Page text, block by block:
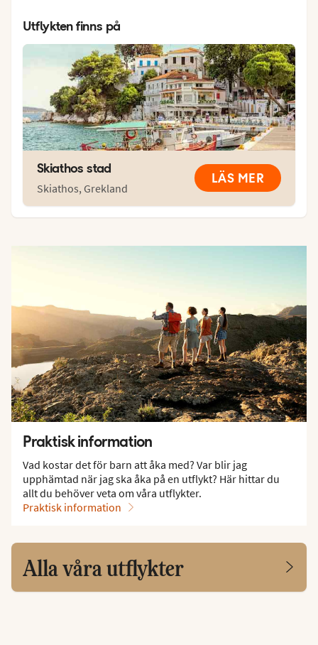
Utflykten finns på
Skiathos stad
Skiathos, Grekland
LÄS MER
Praktisk information
Vad kostar det för barn att åka med? Var blir jag
upphämtad när jag ska åka på en utflykt? Här hittar du
allt du behöver veta om våra utflykter.
Praktisk information
Alla våra utflykter